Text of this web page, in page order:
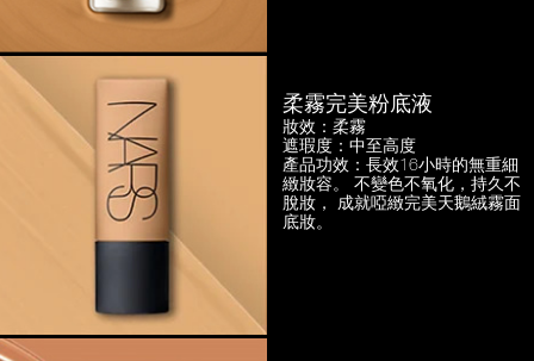
柔霧完美粉底液
妝效：柔霧
遮瑕度：中至高度
產品功效：長效16小時的無重細
緻妝容。
不變色不氧化，持久不
脫妝，
成就啞緻完美天鵝絨霧面
底妝。